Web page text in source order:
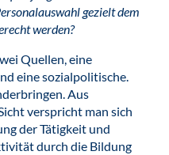
gezielt dem
werden?
Quellen, eine
eine sozialpolitische.
Aus
verspricht man sich
der Tätigkeit und
durch die Bildung